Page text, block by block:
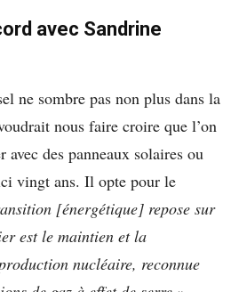
avec Sandrine
ne sombre pas non plus dans la
nous faire croire que l’on
avec des panneaux solaires ou
vingt ans. Il opte pour le
[énergétique] repose sur
est le maintien et la
nucléaire, reconnue